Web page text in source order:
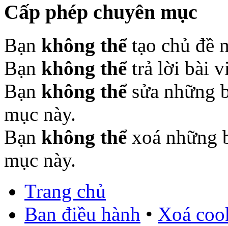
Cấp phép chuyên mục
Bạn không thểtạo chủ đề
Bạn không thểtrả lời bài
Bạn không thểsửa những
mục này.
Bạn không thểxoá những
mục này.
Trang chủ
Ban điều hành • Xoá